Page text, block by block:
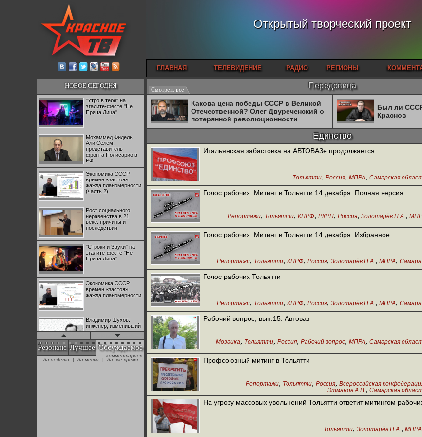
Открытый творческий проект
ГЛАВНАЯ ТЕЛЕВИДЕНИЕ РАДИО РЕГИОНЫ
НОВОЕ СЕГОДНЯ
"Утро в тебе" на
эгалите-фесте "Не
Пряча Лица"
Мохаммед Фидель
Али Селем,
представитель
фронта Полисарио в
РФ
Экономика СССР
времен «застоя»:
жажда планомерности
(часть 2)
Рост социального
неравенства в 21
веке: причины и
последствия
"Строки и Звуки" на
эгалите-фесте "Не
Пряча Лица"
Экономика СССР
времен «застоя»:
жажда планомерности
Владимир Шухов:
инженер, изменивший
мир
"Аркадий Коц" на
эгалите-фесте "Не
Резонанс Лучшее Обсуждаемое
комментариев:
За неделю
| За месяц | За все время
Передовица
Смотреть все
Какова цена победы СССР в Великой
Отечественной? Олег Двуреченский о
потерянной революционности
Был ли
Краснов
Единство
Итальянская забастовка на АВТОВАЗе продолжается
Тольятти, Россия, МПРА, Самарская
Голос рабочих. Митинг в Тольятти 14 декабря. Полная версия
Репортажи, Тольятти, КПРФ, РКРП, Россия, Золотарёв П.А.,
Голос рабочих. Митинг в Тольятти 14 декабря. Избранное
Репортажи, Тольятти, КПРФ, Россия, Золотарёв П.А., МПРА, Самара
Голос рабочих Тольятти
Репортажи, Тольятти, КПРФ, Россия, Золотарёв П.А., МПРА, Самара
Рабочий вопрос, вып.15. Автоваз
Мозаика, Тольятти, Россия, Рабочий вопрос, МПРА, Самарская
Профсоюзный митинг в Тольятти
Репортажи, Тольятти, Россия, Всероссийская
Этманов А.В., Самарская
На угрозу массовых увольнений Тольятти ответит митингом
Тольятти, Золотарёв П.А., МПРА